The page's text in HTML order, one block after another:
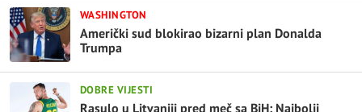
WASHINGTON
Američki sud blokirao bizarni plan Donalda
Trumpa
DOBRE VIJESTI
Rasulo u Litvaniji pred meč sa BiH: Najbolji